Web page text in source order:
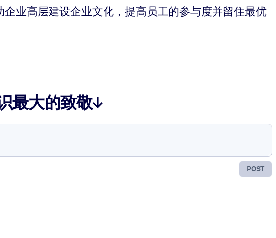
业高层建设企业文化，提高员工的参与度并留住最优
最大的致敬↓
POST